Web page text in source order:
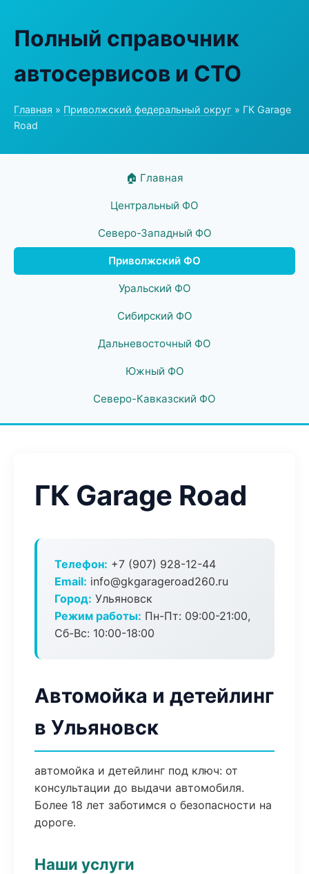
Полный справочник
автосервисов и СТО
Главная » Приволжский федеральный округ » ГК Garage
Road
🏠 Главная
Центральный ФО
Северо-Западный ФО
Приволжский ФО
Уральский ФО
Сибирский ФО
Дальневосточный ФО
Южный ФО
Северо-Кавказский ФО
ГК Garage Road
Телефон: +7 (907) 928-12-44
Email: info@gkgarageroad260.ru
Город: Ульяновск
Режим работы: Пн-Пт: 09:00-21:00,
Сб-Вс: 10:00-18:00
Автомойка и детейлинг
в Ульяновск
автомойка и детейлинг под ключ: от
консультации до выдачи автомобиля.
Более 18 лет заботимся о безопасности на
дороге.
Наши услуги